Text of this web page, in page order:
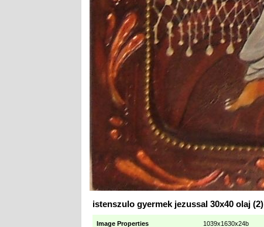
istenszulo gyermek jezussal 30x40 olaj (2)
Image Properties 1039x1630x24b